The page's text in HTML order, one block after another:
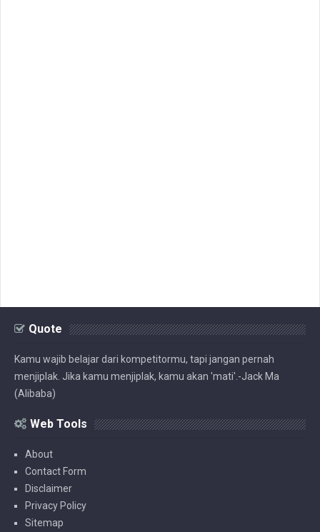
Quote
Kamu wajib belajar dari kompetitormu, tapi jangan pernah
menjiplak. Jika kamu menjiplak, kamu akan 'mati'.-Jack Ma
(Alibaba)
Web Tools
About
Contact Form
Disclaimer
Privacy Policy
Sitemap